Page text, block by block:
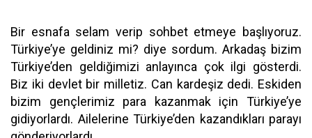
Bir esnafa selam verip sohbet etmeye başlıyoruz.
Türkiye’ye geldiniz mi? diye sordum. Arkadaş bizim
Türkiye’den geldiğimizi anlayınca çok ilgi gösterdi.
Biz iki devlet bir milletiz. Can kardeşiz dedi. Eskiden
bizim gençlerimiz para kazanmak için Türkiye’ye
gidiyorlardı. Ailelerine Türkiye’den kazandıkları parayı